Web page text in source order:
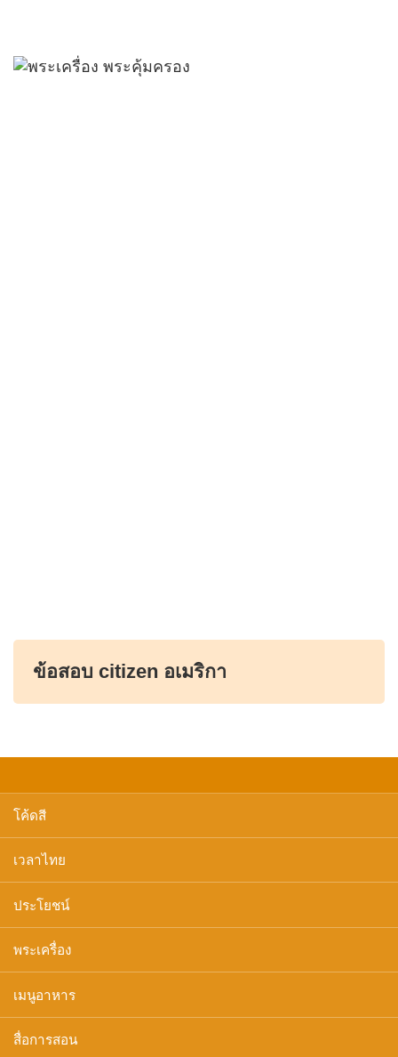
ข้อสอบ citizen อเมริกา
โค้ดสี
เวลาไทย
ประโยชน์
พระเครื่อง
เมนูอาหาร
สื่อการสอน